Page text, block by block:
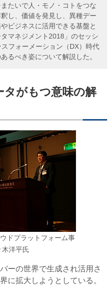
たいで人・モノ・コトをつな
し、価値を発見し、異種デー
ビジネスに活用できる基盤と
マネジメント2018」のセッシ
フォーメーション（DX）時代
るべき姿について解説した。
がもつ意味の解
ドプラットフォーム事
洋平氏
ーの世界で生成され活用さ
に拡大しようとしている。